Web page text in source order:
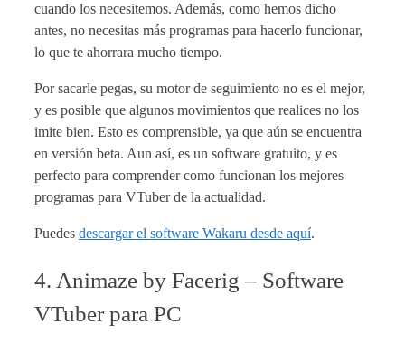
cuando los necesitemos. Además, como hemos dicho
antes, no necesitas más programas para hacerlo funcionar,
lo que te ahorrara mucho tiempo.
Por sacarle pegas, su motor de seguimiento no es el mejor,
y es posible que algunos movimientos que realices no los
imite bien. Esto es comprensible, ya que aún se encuentra
en versión beta. Aun así, es un software gratuito, y es
perfecto para comprender como funcionan los mejores
programas para VTuber de la actualidad.
Puedes descargar el software Wakaru desde aquí.
4. Animaze by Facerig – Software
VTuber para PC